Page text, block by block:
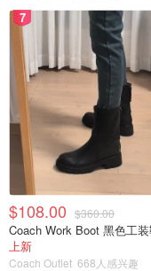
7
$108.00 $360.00
Coach Work Boot 黑色工
上新
Coach Outlet 668人感兴趣